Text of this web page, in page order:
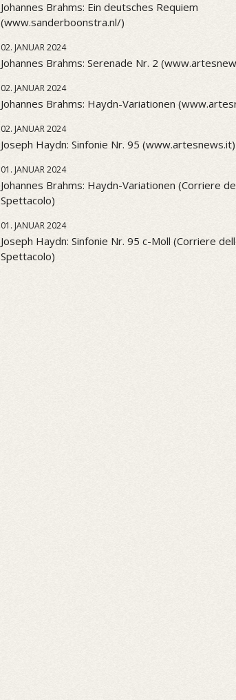
Johannes Brahms: Ein deutsches Requiem
(www.sanderboonstra.nl/)
02. JANUAR 2024
Johannes Brahms: Serenade Nr. 2
02. JANUAR 2024
Johannes Brahms: Haydn-Variationen
02. JANUAR 2024
Joseph Haydn: Sinfonie Nr. 95 (www.artesnews.it)
01. JANUAR 2024
Johannes Brahms: Haydn-Variationen (Corriere
Spettacolo)
01. JANUAR 2024
Joseph Haydn: Sinfonie Nr. 95 c-Moll (Corriere
Spettacolo)